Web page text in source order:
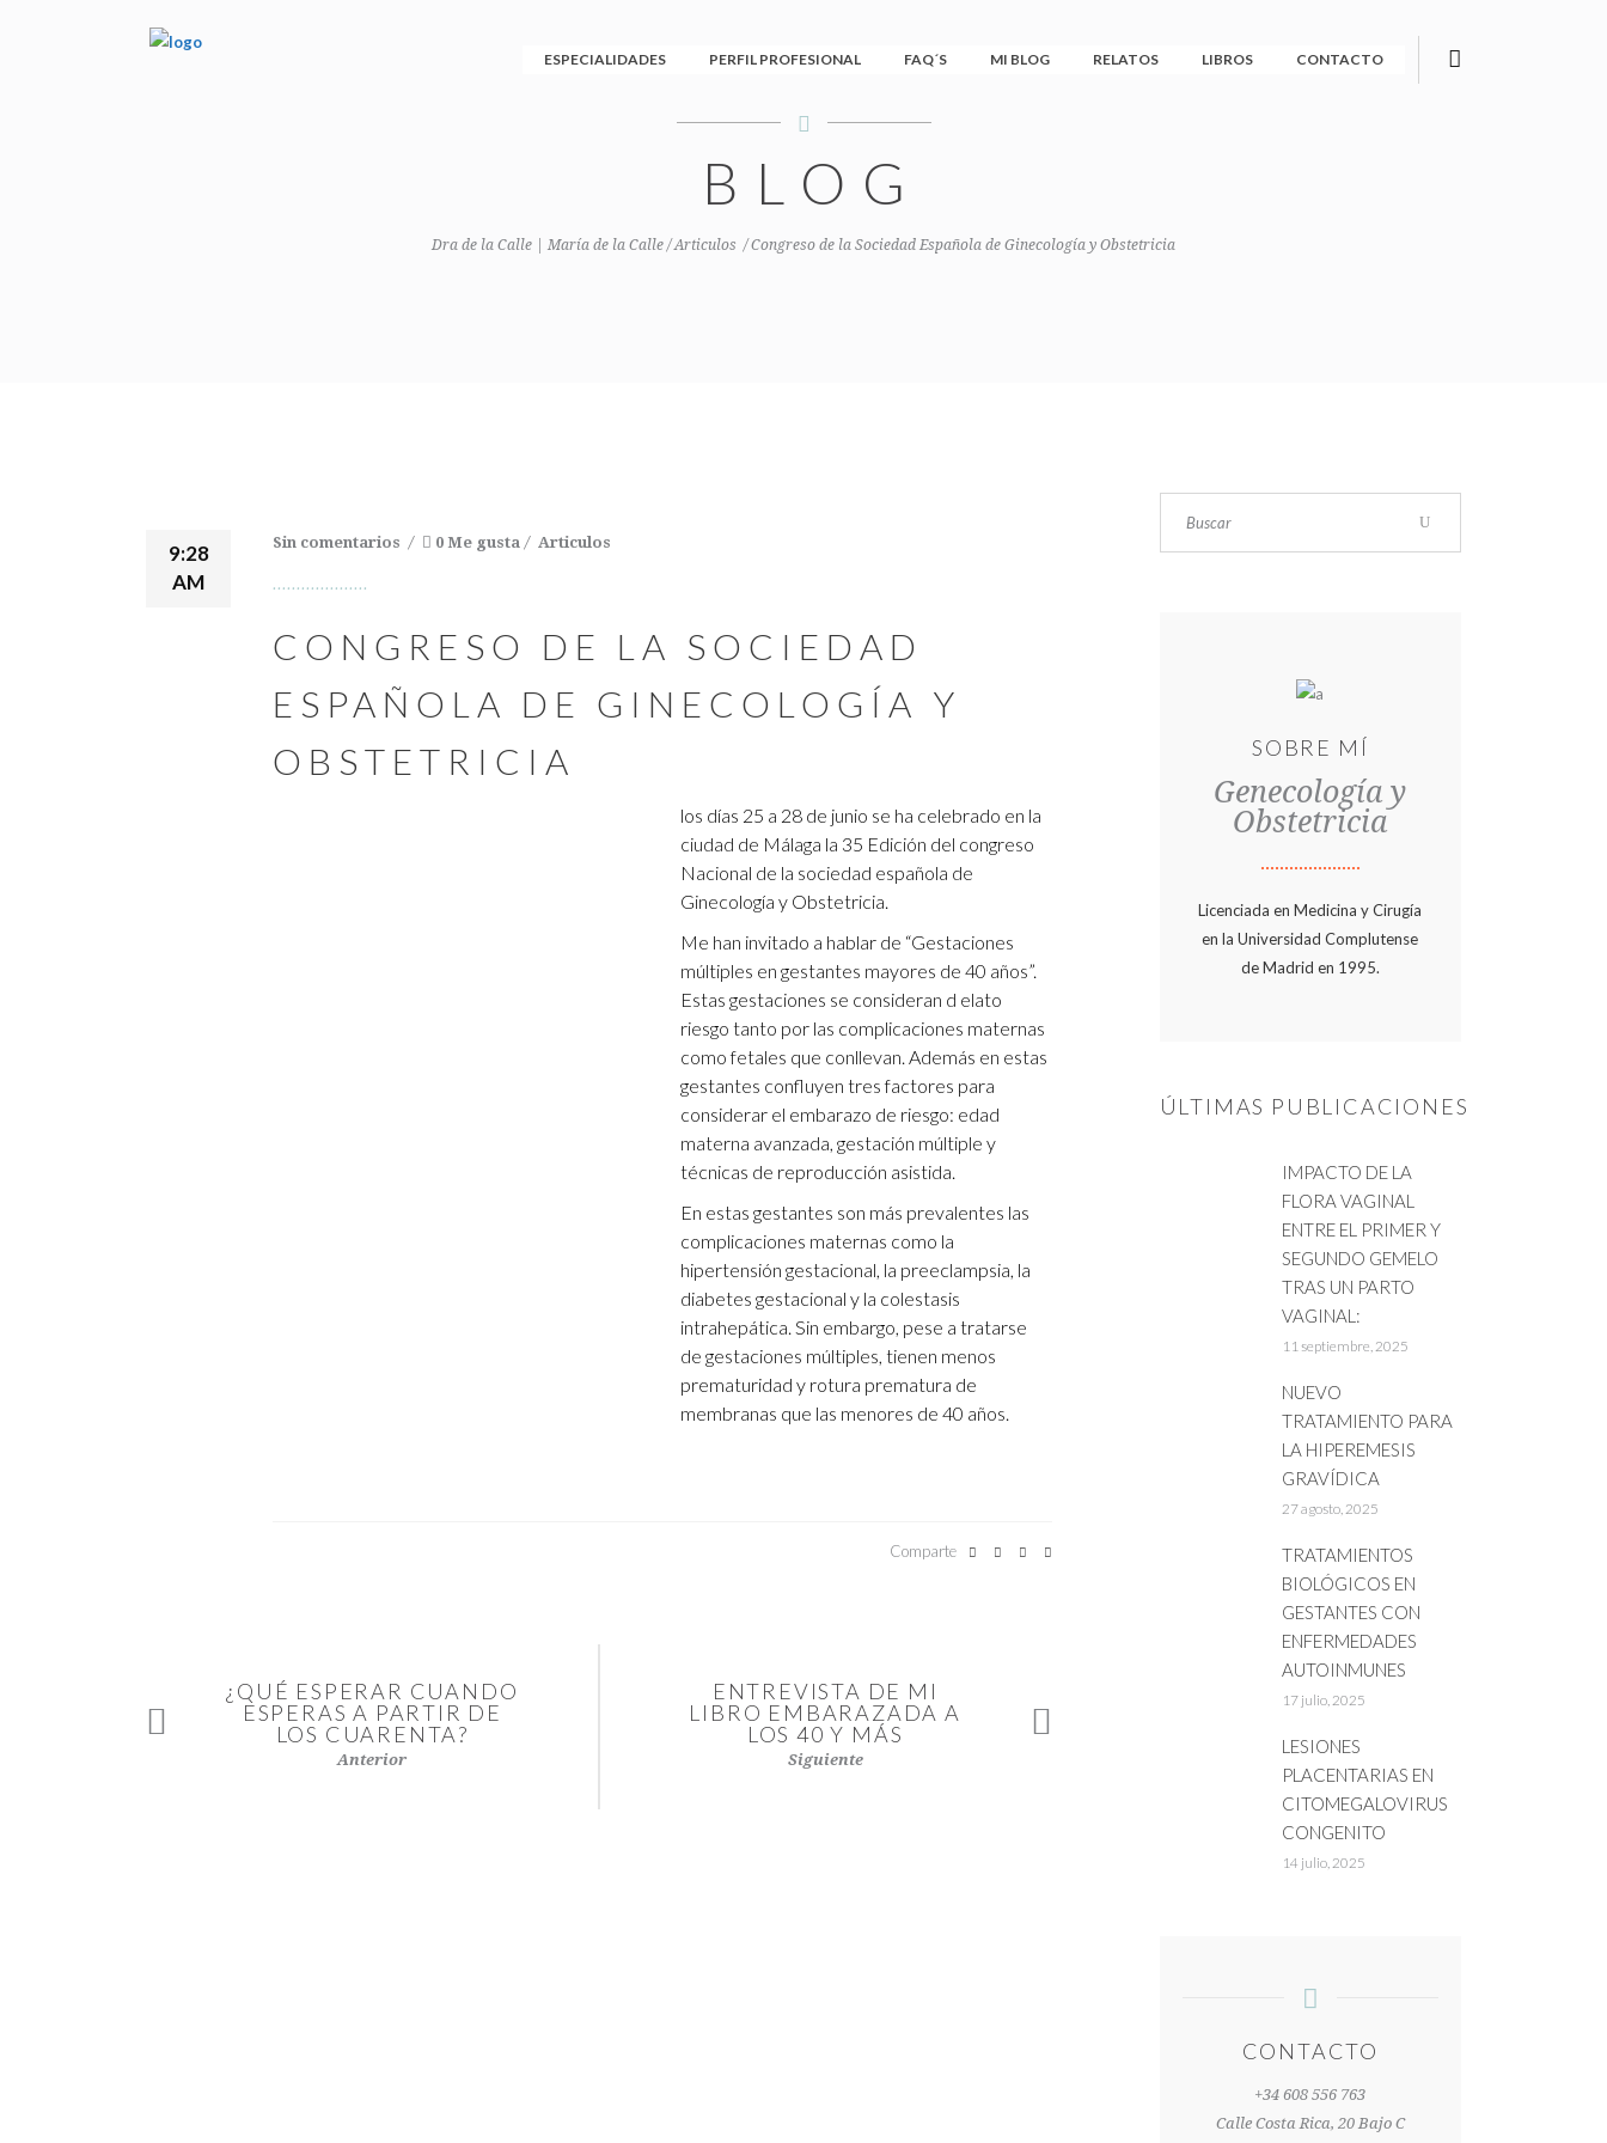
ESPECIALIDADES PERFIL PROFESIONAL FAQ´S MI BLOG RELATOS LIBROS CONTACTO
BLOG
Dra de la Calle | María de la Calle /Articulos /Congreso de la Sociedad Española de Ginecología y Obstetricia
9:28
AM
Sin comentarios 0 Me gusta Articulos
CONGRESO DE LA SOCIEDAD
ESPAÑOLA DE GINECOLOGÍA Y
OBSTETRICIA
los días 25 a 28 de junio se ha celebrado en la
ciudad de Málaga la 35 Edición del congreso
Nacional de la sociedad española de
Ginecología y Obstetricia.
Me han invitado a hablar de “Gestaciones
múltiples en gestantes mayores de 40 años”.
Estas gestaciones se consideran d elato
riesgo tanto por las complicaciones maternas
como fetales que conllevan. Además en estas
gestantes confluyen tres factores para
considerar el embarazo de riesgo: edad
materna avanzada, gestación múltiple y
técnicas de reproducción asistida.
En estas gestantes son más prevalentes las
complicaciones maternas como la
hipertensión gestacional, la preeclampsia, la
diabetes gestacional y la colestasis
intrahepática. Sin embargo, pese a tratarse
de gestaciones múltiples, tienen menos
prematuridad y rotura prematura de
membranas que las menores de 40 años.
Comparte
¿QUÉ ESPERAR CUANDO
ESPERAS A PARTIR DE
LOS CUARENTA?
Anterior
ENTREVISTA DE MI
LIBRO EMBARAZADA A
LOS 40 Y MÁS
Siguiente
SOBRE MÍ
Genecología y
Obstetricia
Licenciada en Medicina y Cirugía
en la Universidad Complutense
de Madrid en 1995.
ÚLTIMAS PUBLICACIONES
IMPACTO DE LA
FLORA VAGINAL
ENTRE EL PRIMER Y
SEGUNDO GEMELO
TRAS UN PARTO
VAGINAL:
11 septiembre, 2025
NUEVO
TRATAMIENTO PARA
LA HIPEREMESIS
GRAVÍDICA
27 agosto, 2025
TRATAMIENTOS
BIOLÓGICOS EN
GESTANTES CON
ENFERMEDADES
AUTOINMUNES
17 julio, 2025
LESIONES
PLACENTARIAS EN
CITOMEGALOVIRUS
CONGENITO
14 julio, 2025
CONTACTO
+34 608 556 763
Calle Costa Rica, 20 Bajo C